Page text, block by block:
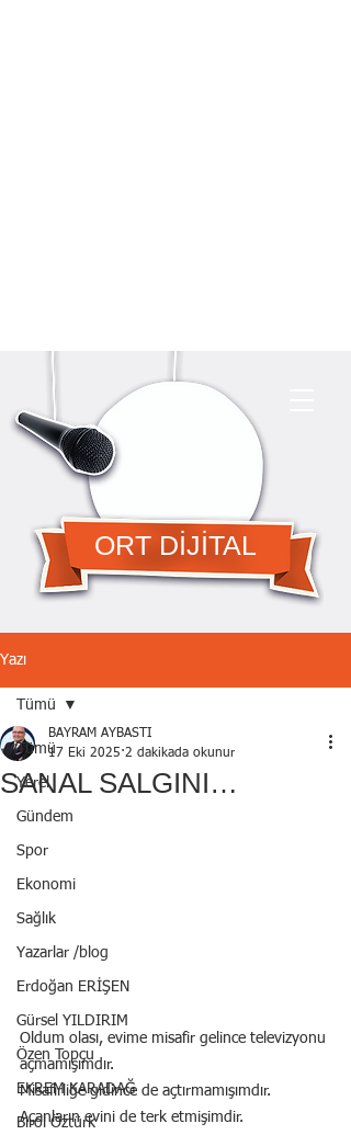
ORT DİJİTAL
Yazı
Tümü
Yerel
Gündem
Spor
Ekonomi
Sağlık
Yazarlar /blog
Erdoğan ERİŞEN
Gürsel YILDIRIM
Özen Topçu
EKREM KARADAĞ
Birol Öztürk
Tümü
SANAL SALGINI…
BAYRAM AYBASTI
17 Eki 2025 2 dakikada okunur
Oldum olası, evime misafir gelince televizyonu
açmamışımdır.
Misafirliğe gidince de açtırmamışımdır.
Açanların evini de terk etmişimdir.